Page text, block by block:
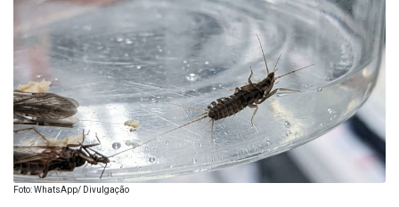
Foto: WhatsApp/ Divulgação